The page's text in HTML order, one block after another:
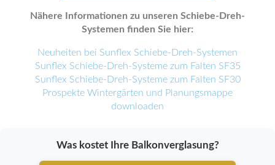
Nähere Informationen zu unseren Schiebe-Dreh-
Systemen finden Sie hier:
Neuheiten bei Sunflex Schiebe-Dreh-Systemen
Sunflex Schiebe-Dreh-Systeme zum Falten SF35
Sunflex Schiebe-Dreh-Systeme zum Falten SF30
Prospekte Wintergärten und Planungsmappe
downloaden
Was kostet Ihre Balkonverglasung?